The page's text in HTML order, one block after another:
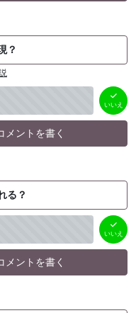
？
いいえ
（ 0件）
いいえ
メントを書く
る？
いいえ
（ 0件）
いいえ
メントを書く